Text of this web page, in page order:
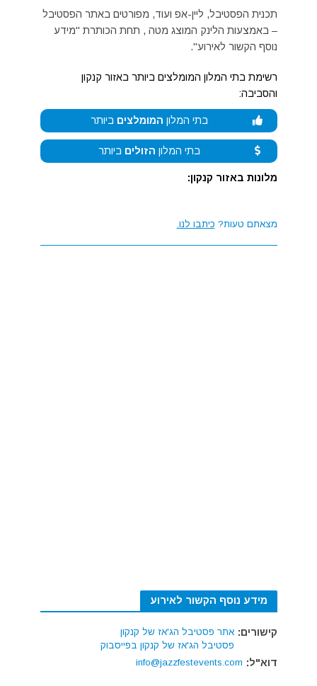
תכנית הפסטיבל, ליין-אפ ועוד, מפורטים באתר הפסטיבל
– באמצעות הלינק המוצג מטה , תחת הכותרת "מידע
נוסף הקשור לאירוע".
רשימת בתי המלון המומלצים ביותר באזור קנקון
והסביבה:
בתי המלון המומלצים ביותר
בתי המלון הזולים ביותר
מלונות באזור קנקון:
מצאתם טעות? כיתבו לנו.
מידע נוסף הקשור לאירוע
קישורים: אתר פסטיבל הג'אז של קנקון
פסטיבל הג'אז של קנקון בפייסבוק
דוא"ל: info@jazzfestevents.com